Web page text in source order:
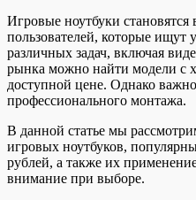
Игровые ноутбуки
пользователей, которые ищут
различных задач, включая
рынка можно найти модели с
доступной цене. Однако
профессионального монтажа.
В данной статье мы
игровых ноутбуков,
рублей, а также их
внимание при выборе.